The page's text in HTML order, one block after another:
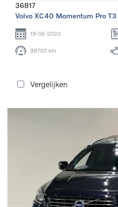
36817
Volvo XC40 Momentum Pro T3
19-06-2020
98703 km
Vergelijken